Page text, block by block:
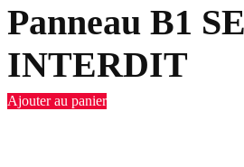
Panneau B1
INTERDIT
Ajouter au panier